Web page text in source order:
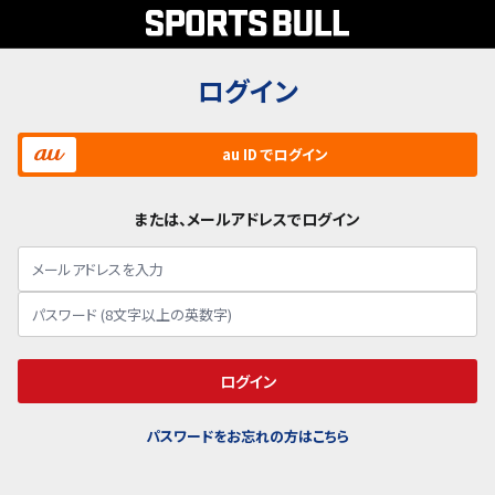
ログイン
au ID でログイン
または、メールアドレスでログイン
ログイン
パスワードをお忘れの方はこちら